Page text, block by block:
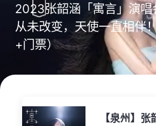
2023张韶涵「寓言」演
从未改变，天使一直相伴
+门票）
【泉州】